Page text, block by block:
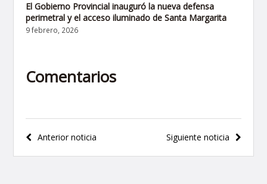
El Gobierno Provincial inauguró la nueva defensa
perimetral y el acceso iluminado de Santa Margarita
9 febrero, 2026
Comentarios
Navegación
de
Siguiente noticia
Anterior noticia